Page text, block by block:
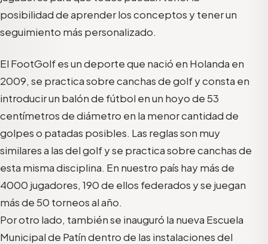
posibilidad de aprender los conceptos y tener un
seguimiento más personalizado.
El FootGolf es un deporte que nació en Holanda en
2009, se practica sobre canchas de golf y consta en
introducir un balón de fútbol en un hoyo de 53
centímetros de diámetro en la menor cantidad de
golpes o patadas posibles. Las reglas son muy
similares a las del golf y se practica sobre canchas de
esta misma disciplina. En nuestro país hay más de
4000 jugadores, 190 de ellos federados y se juegan
más de 50 torneos al año.
Por otro lado, también se inauguró la nueva Escuela
Municipal de Patín dentro de las instalaciones del